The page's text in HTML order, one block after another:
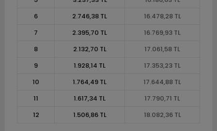
6
2.746,38 TL
16.478,28 TL
7
2.395,70 TL
16.769,93 TL
8
2.132,70 TL
17.061,58 TL
9
1.928,14 TL
17.353,23 TL
10
1.764,49 TL
17.644,88 TL
11
1.617,34 TL
17.790,71 TL
12
1.506,86 TL 18.082,36 TL